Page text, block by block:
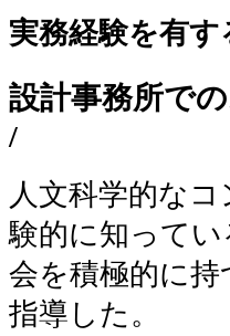
実務経験を有
設計事務所で
/
人文科学的な
験的に知って
会を積極的に
指導した。